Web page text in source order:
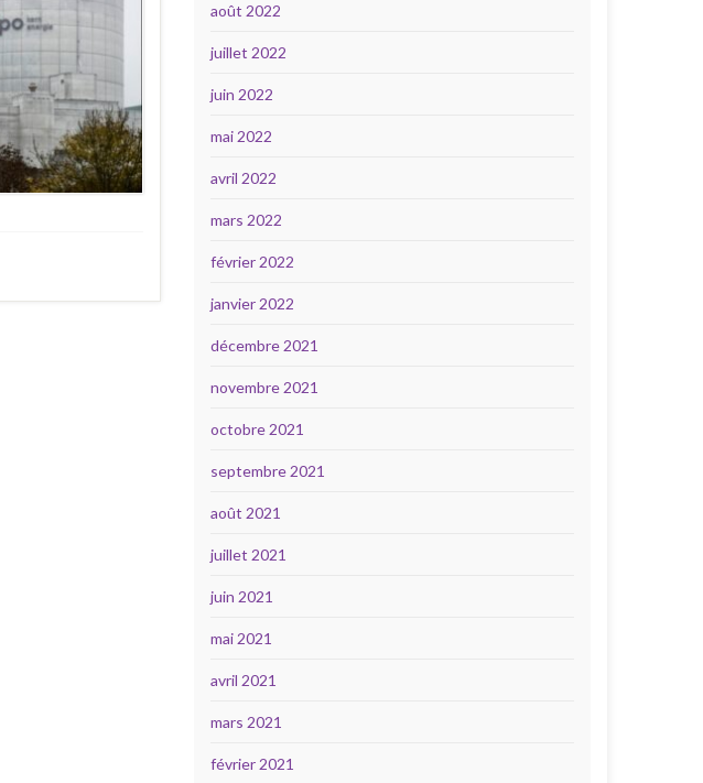
août 2022
juillet 2022
juin 2022
mai 2022
avril 2022
mars 2022
février 2022
janvier 2022
décembre 2021
novembre 2021
octobre 2021
septembre 2021
août 2021
juillet 2021
juin 2021
mai 2021
avril 2021
mars 2021
février 2021